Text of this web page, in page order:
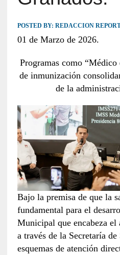
POSTED BY: REDACCION
01 de Marzo de 2026.
Programas como “Médico
de inmunización
de la
Bajo la premisa de que la
fundamental para el
Municipal que encabeza el
a través de la Secretaría
esquemas de atención